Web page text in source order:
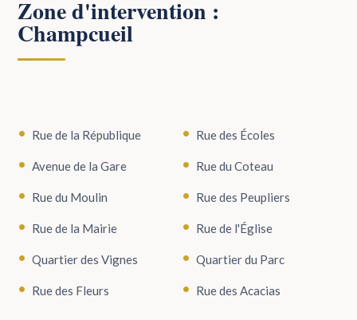
Zone d'intervention :
Champcueil
Rue de la République Rue des Écoles
Avenue de la Gare Rue du Coteau
Rue du Moulin Rue des Peupliers
Rue de la Mairie Rue de l'Église
Quartier des Vignes Quartier du Parc
Rue des Fleurs Rue des Acacias